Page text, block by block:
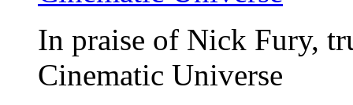
In praise of Nick Fury,
Cinematic Universe